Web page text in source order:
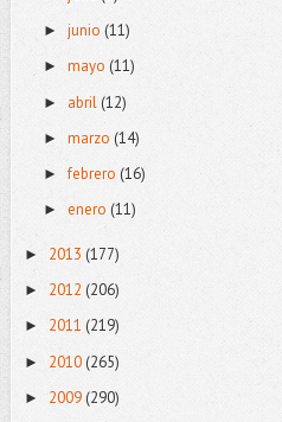
► junio (11)
► mayo (11)
► abril (12)
► marzo (14)
►febrero (16)
► enero (11)
► 2013 (177)
► 2012 (206)
► 2011 (219)
► 2010(265)
► 2009(290)